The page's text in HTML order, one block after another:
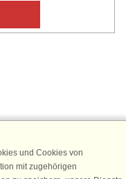
an
25 € für Ihren nächsten
und Cookies von
mit zugehörigen